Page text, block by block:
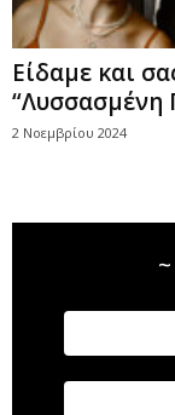
Είδαμε και
“Λυσσασμένη
2 Νοεμβρίου 2024